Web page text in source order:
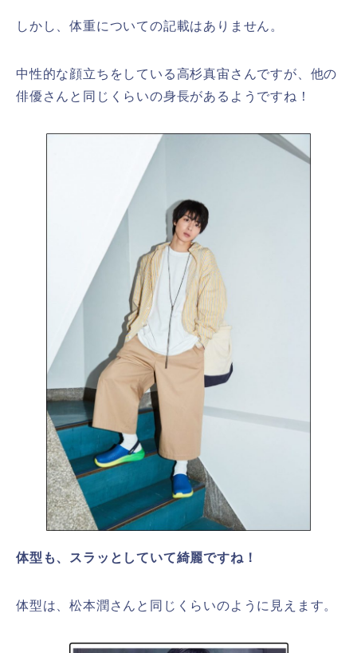
しかし、体重についての記載はありません。
中性的な顔立ちをしている高杉真宙さんですが、他の
俳優さんと同じくらいの身長があるようですね！
体型も、スラッとしていて綺麗ですね！
体型は、松本潤さんと同じくらいのように見えます。